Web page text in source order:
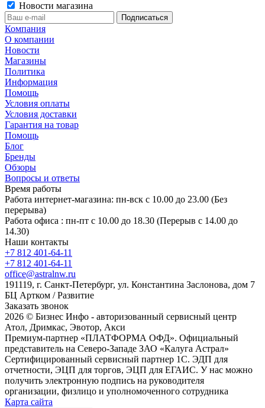
Новости магазина
Компания
О компании
Новости
Магазины
Политика
Информация
Помощь
Условия оплаты
Условия доставки
Гарантия на товар
Помощь
Блог
Бренды
Обзоры
Вопросы и ответы
Время работы
Работа интернет-магазина: пн-вск с 10.00 до 23.00 (Без
перерыва)
Работа офиса : пн-пт с 10.00 до 18.30 (Перерыв с 14.00 до
14.30)
Наши контакты
+7 812 401-64-11
+7 812 401-64-11
office@astralnw.ru
191119, г. Санкт-Петербург, ул. Константина Заслонова, дом 7
БЦ Артком / Развитие
Заказать звонок
2026 © Бизнес Инфо - авторизованный сервисный центр
Атол, Дримкас, Эвотор, Акси
Премиум-партнер «ПЛАТФОРМА ОФД». Официальный
представитель на Северо-Западе ЗАО «Калуга Астрал»
Сертифицированный сервисный партнер 1C. ЭДП для
отчетности, ЭЦП для торгов, ЭЦП для ЕГАИС. У нас можно
получить электронную подпись на руководителя
организации, физлицо и уполномоченного сотрудника
Карта сайта